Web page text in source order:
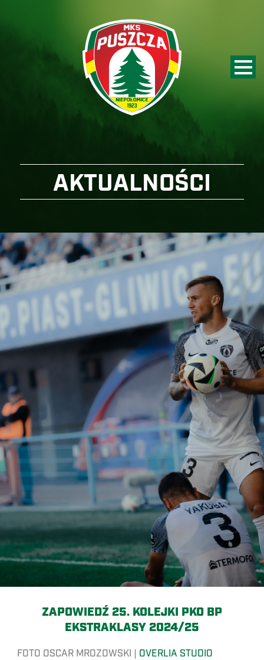
AKTUALNOŚCI
ZAPOWIEDŹ 25. KOLEJKI PKO BP
EKSTRAKLASY 2024/25
FOTO OSCAR MROZOWSKI | OVERLIA STUDIO